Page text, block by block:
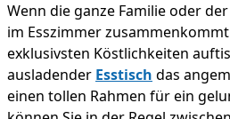
Wenn die ganze Familie oder
im Esszimmer
exklusivsten Köstlichkeiten
ausladender Esstisch das
einen tollen Rahmen für ein